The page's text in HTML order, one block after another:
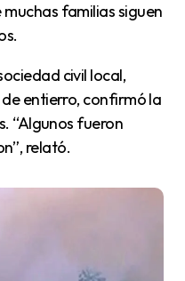
familias siguen
entierro, confirmó la
“Algunos fueron
relató.